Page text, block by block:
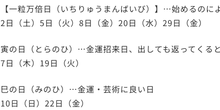
【一粒万倍日（いちりゅうまんばいび）】…始めるのに
2日（土）5日（火）8日（金）20日（水）29日（金）​
寅の日（とらのひ）…金運招来日、出しても返ってくる
7日（木）19日（火）​
巳の日（みのひ）…金運・芸術に良い日​
10日（日）22日（金）​